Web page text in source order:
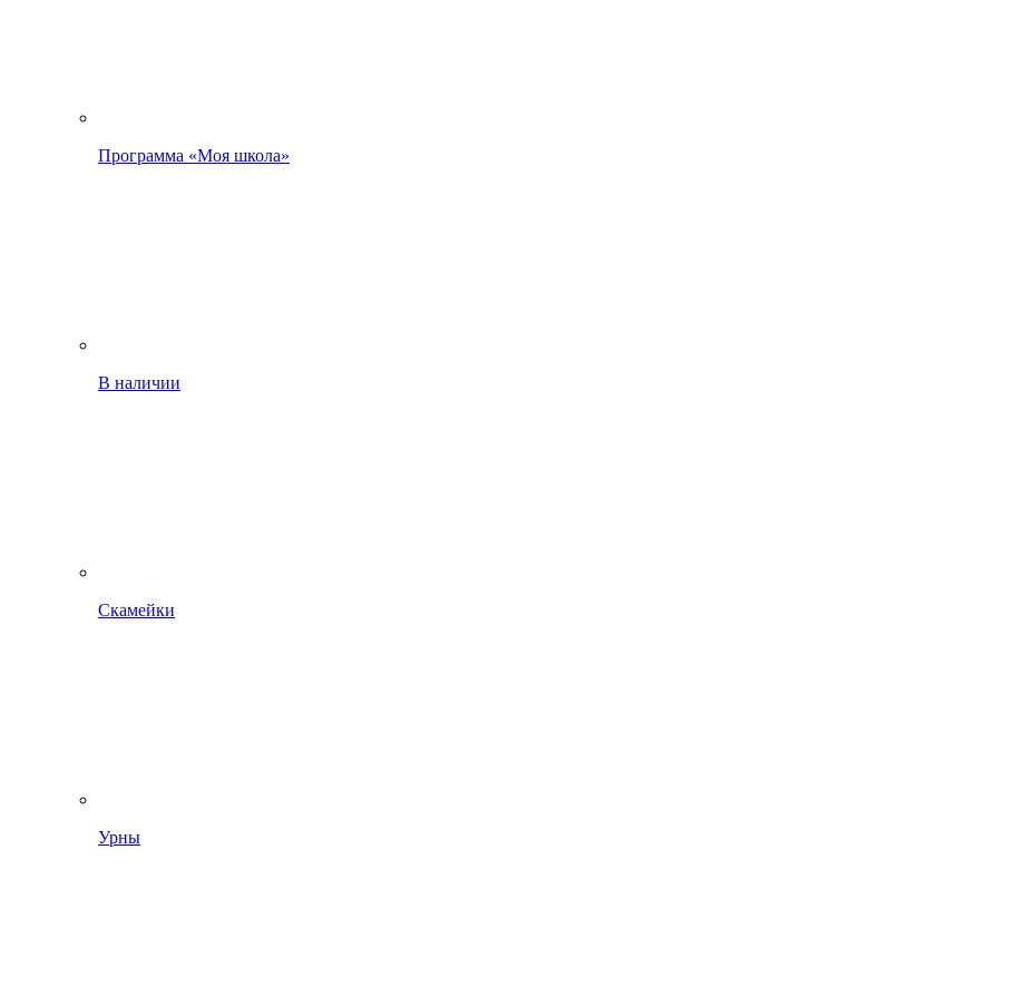
Программа «Моя школа»
В наличии
Скамейки
Урны